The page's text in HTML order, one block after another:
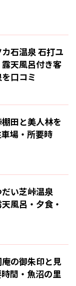
カ石温泉 石打ユ
天風呂付き客
口コミ
棚田と美人林を
場・所要時
だい芝峠温泉
風呂・夕食・
庵の御朱印と見
間・魚沼の里